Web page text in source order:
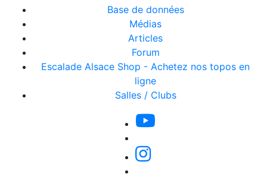
Base de données
Médias
Articles
Forum
Escalade Alsace Shop - Achetez nos topos en
ligne
Salles / Clubs